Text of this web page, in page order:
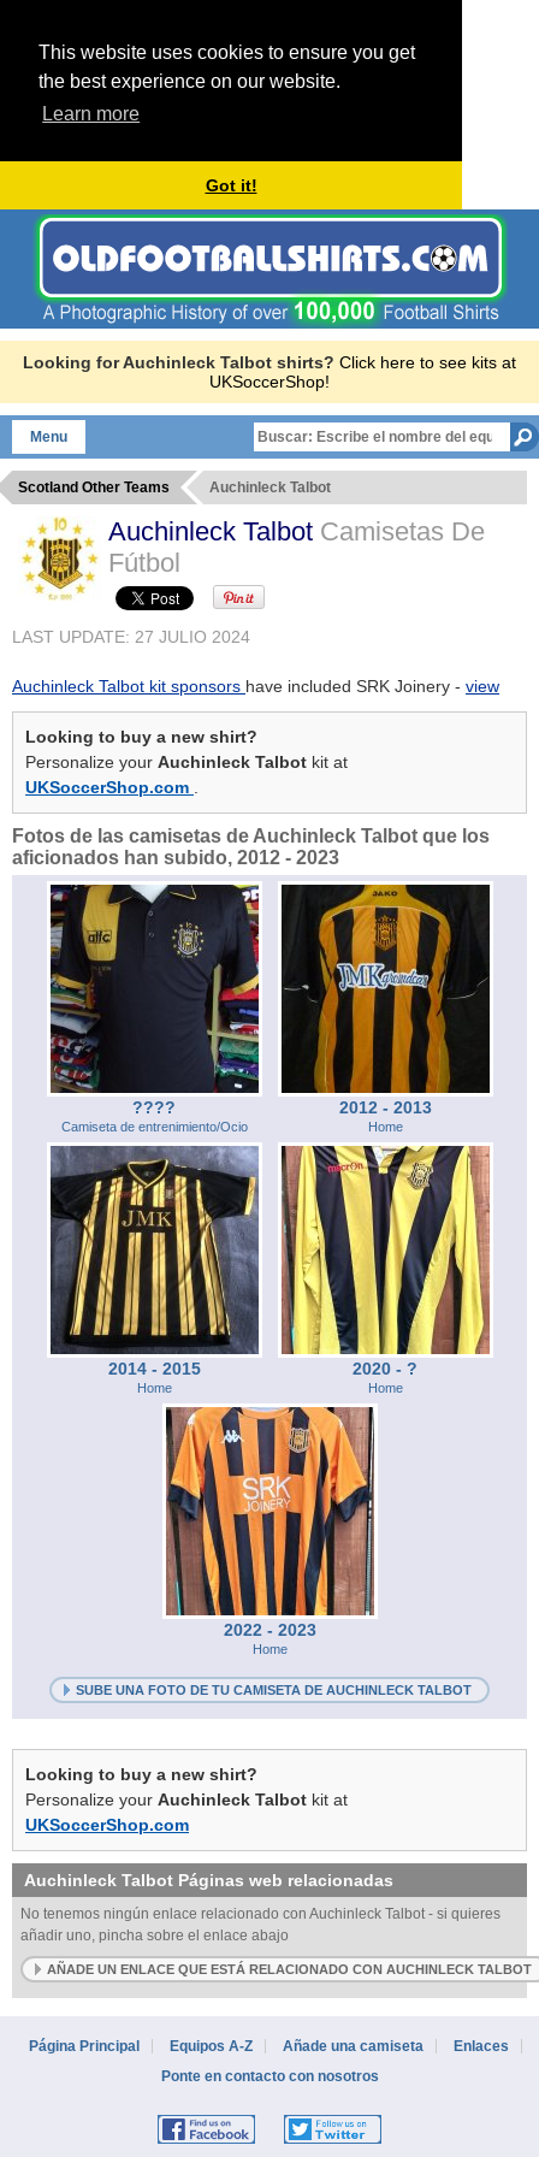
This website uses cookies to ensure you get
the best experience on our website.
Learn more
Got it!
Looking for Auchinleck Talbot shirts? Click here to see kits at
UKSoccerShop!
Menu
Scotland Other Teams Auchinleck Talbot
Auchinleck Talbot Camisetas De
Fútbol
LAST UPDATE: 27 JULIO 2024
Auchinleck Talbot kit sponsors have included SRK Joinery - view
Looking to buy a new shirt?
Personalize your Auchinleck Talbot kit at
UKSoccerShop.com
Fotos de las camisetas de Auchinleck Talbot que los
aficionados han subido, 2012 - 2023
????
Camiseta de entrenimiento/Ocio
2012 - 2013
Home
2014 - 2015
Home
2020 - ?
Home
2022 - 2023
Home
SUBE UNA FOTO DE TU CAMISETA DE AUCHINLECK TALBOT
Looking to buy a new shirt?
Personalize your Auchinleck Talbot kit at
UKSoccerShop.com
Auchinleck Talbot Páginas web relacionadas
No tenemos ningún enlace relacionado con Auchinleck Talbot - si quieres
añadir uno, pincha sobre el enlace abajo
AÑADE UN ENLACE QUE ESTÁ RELACIONADO CON AUCHINLECK TALBOT
Página Principal Equipos A-Z Añade una camiseta
Enlaces
Ponte en contacto con nosotros